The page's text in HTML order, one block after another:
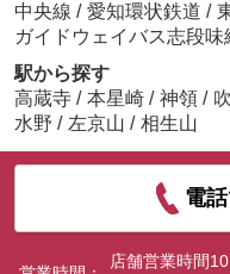
中央線 / 愛知環状鉄道 /
ガイドウェイバス志段味
駅から探す
高蔵寺 / 本星崎 / 神領 /
水野 / 左京山 / 相生山
電
店舗営業時間